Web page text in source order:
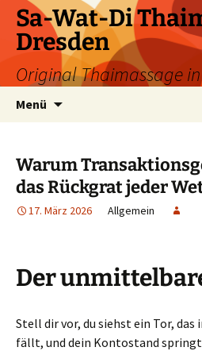
Zum
Inhalt
springen
Sa-Wat-Di
Dresden
Original Thaimassage
Menü
Warum
das Rückgrat jeder
17. März 2026 Allgemein
Der
Stell dir vor, du siehst ein Tor, das
fällt, und dein Kontostand